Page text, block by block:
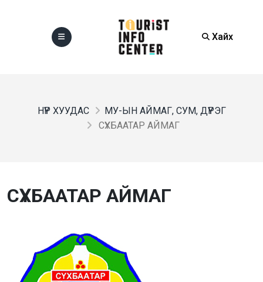
Хайх
НҮҮР ХУУДАС
МУ-ЫН АЙМАГ, СУМ, ДҮҮРЭГ
СҮХБААТАР АЙМАГ
СҮХБААТАР АЙМАГ